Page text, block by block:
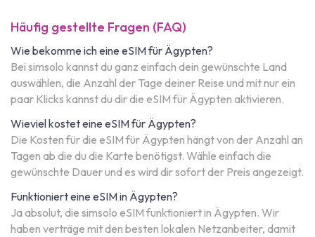
Häufig gestellte Fragen (FAQ)
Wie bekomme ich eine eSIM für Ägypten?
Bei simsolo kannst du ganz einfach dein gewünschte Land
auswählen, die Anzahl der Tage deiner Reise und mit nur ein
paar Klicks kannst du dir die eSIM für Ägypten aktivieren.
Wieviel kostet eine eSIM für Ägypten?
Die Kosten für die eSIM für Ägypten hängt von der Anzahl an
Tagen ab die du die Karte benötigst. Wähle einfach die
gewünschte Dauer und es wird dir sofort der Preis angezeigt.
Funktioniert eine eSIM in Ägypten?
Ja absolut, die simsolo eSIM funktioniert in Ägypten. Wir
haben verträge mit den besten lokalen Netzanbeiter, damit